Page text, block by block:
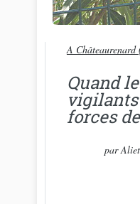
A Châteaurenard
Quand
vigilants
forces
par